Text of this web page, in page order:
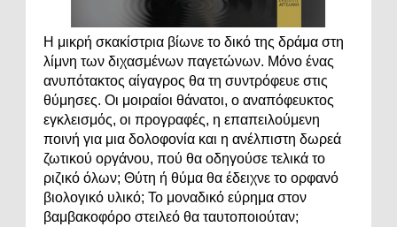
Η μικρή σκακίστρια βίωνε το δικό της δράμα στη
λίμνη των διχασμένων παγετώνων. Μόνο ένας
ανυπότακτος αίγαγρος θα τη συντρόφευε στις
θύμησες. Οι μοιραίοι θάνατοι, ο αναπόφευκτος
εγκλεισμός, οι προγραφές, η επαπειλούμενη
ποινή για μια δολοφονία και η ανέλπιστη δωρεά
ζωτικού οργάνου, πού θα οδηγούσε τελικά το
ριζικό όλων; Θύτη ή θύμα θα έδειχνε το ορφανό
βιολογικό υλικό; Το μοναδικό εύρημα στον
βαμβακοφόρο στειλεό θα ταυτοποιούταν;